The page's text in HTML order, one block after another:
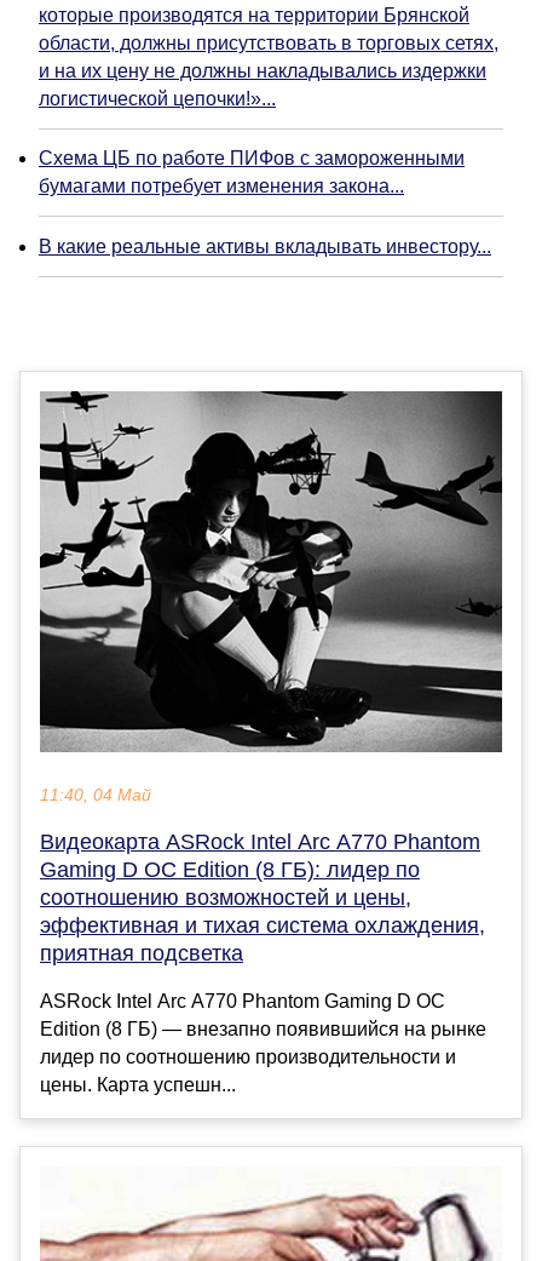
которые производятся на территории Брянской
области, должны присутствовать в торговых сетях,
и на их цену не должны накладывались издержки
логистической цепочки!»...
Схема ЦБ по работе ПИФов с замороженными
бумагами потребует изменения закона...
В какие реальные активы вкладывать инвестору...
11:40, 04 Май
Видеокарта ASRock Intel Arc A770 Phantom
Gaming D OC Edition (8 ГБ): лидер по
соотношению возможностей и цены,
эффективная и тихая система охлаждения,
приятная подсветка
ASRock Intel Arc A770 Phantom Gaming D OC
Edition (8 ГБ) — внезапно появившийся на рынке
лидер по соотношению производительности и
цены. Карта успешн...